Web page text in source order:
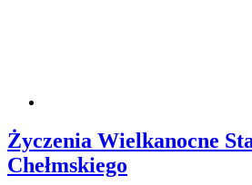
Życzenia Wielkanocne
Chełmskiego